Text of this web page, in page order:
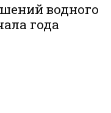
водного
года